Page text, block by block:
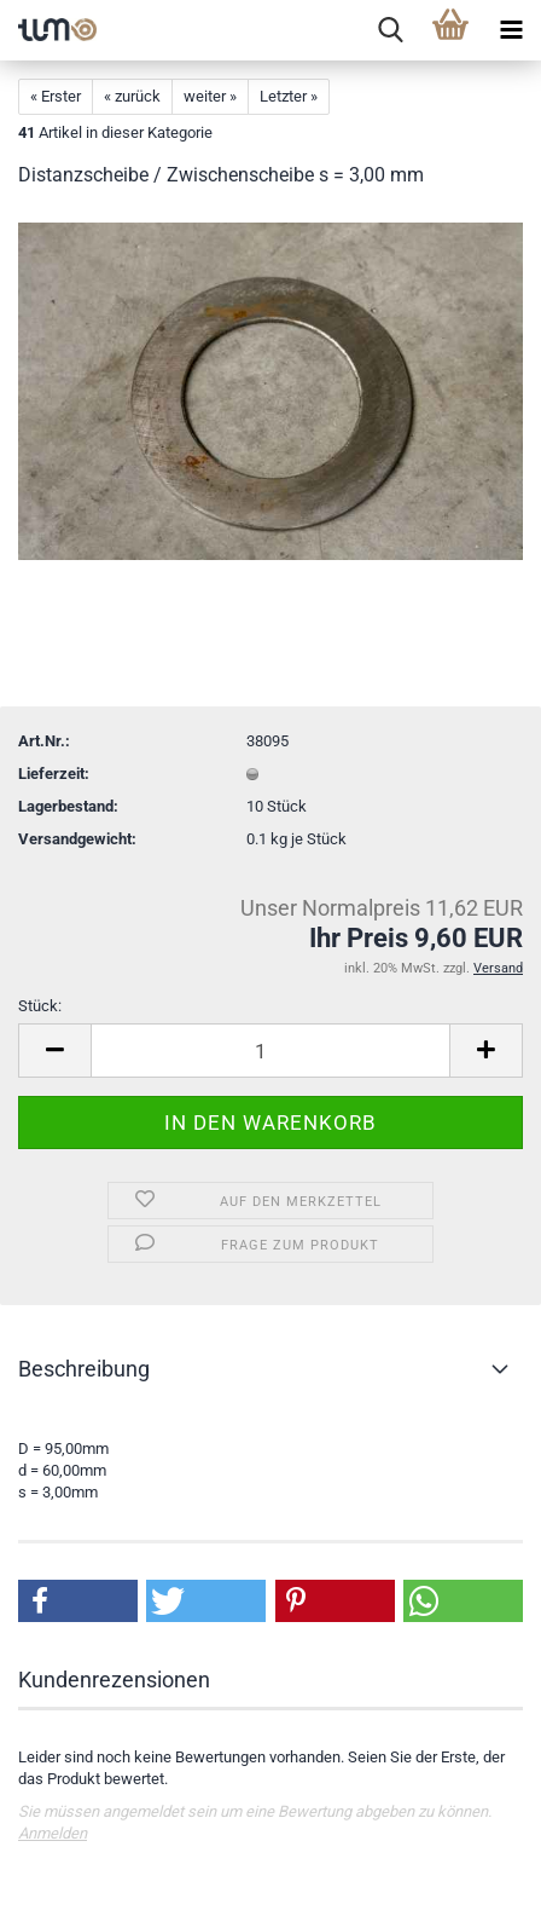
« Erster « zurück weiter »
Letzter »
41 Artikel in dieser Kategorie
Distanzscheibe / Zwischenscheibe s = 3,00 mm
Art.Nr.:
38095
Lieferzeit:
Lagerbestand:
10Stück
Versandgewicht:
0.1 kg je Stück
Unser Normalpreis 11,62 EUR
Ihr Preis 9,60 EUR
inkl. 20% MwSt. zzgl. Versand
Stück:
AUF DEN MERKZETTEL
FRAGE ZUM PRODUKT
Beschreibung
D = 95,00mm
d = 60,00mm
s = 3,00mm
Kundenrezensionen
Leider sind noch keine Bewertungen vorhanden. Seien Sie der Erste, der
das Produkt bewertet.
Sie müssen angemeldet sein um eine Bewertung abgeben zu können.
Anmelden